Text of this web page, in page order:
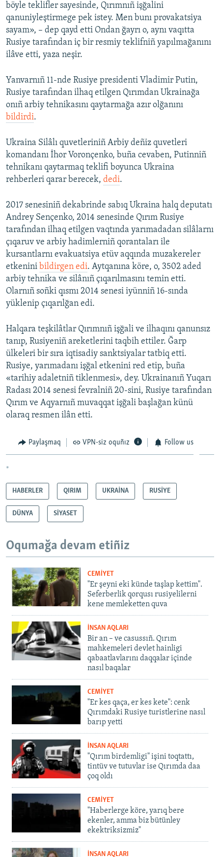
böyle teklifler sayesinde, Qırımnıñ işğalini
qanuniyleştirmege pek istey. Men bunı provakatsiya
sayam», – dep qayd etti Ondan ğayrı o, aynı vaqıtta
Rusiye tarafından iç bir resmiy teklifniñ yapılmağanını
ilâve etti, yaza neşir.
Yanvarnıñ 11-nde Rusiye presidenti Vladimir Putin,
Rusiye tarafından ilhaq etilgen Qırımdan Ukrainağa
onıñ arbiy tehnikasını qaytarmağa azır olğanını
bildirdi.
Ukraina Silâlı quvetleriniñ Arbiy deñiz quvetleri
komandanı İhor Voronçenko, buña cevaben, Putinniñ
tehnikanı qaytarmaq teklifi boyunca Ukraina
rehberleri qarar berecek, dedi.
2017 senesiniñ dekabrinde sabıq Ukraina halq deputatı
Andrey Sençenko, 2014 senesinde Qırım Rusiye
tarafından ilhaq etilgen vaqtında yarımadadan silâlarnı
çıqaruv ve arbiy hadimlerniñ qorantaları ile
kursantlarnı evakuatsiya etüv aqqında muzakereler
etkenini bildirgen edi. Aytqanına köre, o, 3502 aded
arbiy tehnika ve silânıñ çıqarılmasını temin etti.
Olarnıñ soñki qısmı 2014 senesi iyünniñ 16-sında
yüklenip çıqarılğan edi.
Halqara teşkilâtlar Qırımnıñ işğali ve ilhaqını qanunsız
tanıp, Rusiyeniñ areketlerini taqbih ettiler. Ğarp
ülkeleri bir sıra iqtisadiy sanktsiyalar tatbiq etti.
Rusiye, yarımadanı işğal etkenini red etip, buña
«tarihiy adaletniñ tiklenmesi», dey. Ukrainanıñ Yuqarı
Radası 2014 senesi fevralniñ 20-sini, Rusiye tarafından
Qırım ve Aqyarnıñ muvaqqat işğali başlağan künü
olaraq resmen ilân etti.
Paylaşmaq VPN-siz oquñız Follow us
*
HABERLER QIRIM UKRAİNA RUSİYE
DÜNYA SİYASET
Oqumağa devam etiñiz
CEMİYET
"Er şeyni eki künde taşlap kettim".
Seferberlik qorqusı rusiyelilerni
kene memleketten quva
İNSAN AQLARI
Bir an – ve casussıñ. Qırım
mahkemeleri devlet hainligi
qabaatlavlarını daqqalar içinde
nasıl baqalar
CEMİYET
"Er kes qaça, er kes kete": cenk
Qırımdaki Rusiye turistlerine nasıl
barıp yetti
İNSAN AQLARI
"Qırım birdemligi" işini toqtattı,
tintüv ve tutuvlar ise Qırımda daa
çoq oldı
CEMİYET
"Haberlerge köre, yarıq bere
ekenler, amma biz bütünley
ekektriksizmiz"
İNSAN AQLARI